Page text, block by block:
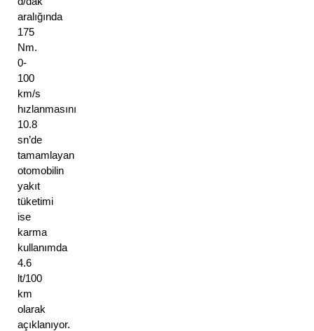
aralığında
175
Nm.
0-
100
km/s
hızlanmasını
10.8
sn’de
tamamlayan
otomobilin
yakıt
tüketimi
ise
karma
kullanımda
4.6
lt/100
km
olarak
açıklanıyor.